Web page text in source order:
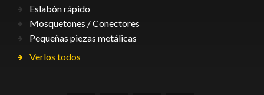
Eslabón rápido
Mosquetones / Conectores
Pequeñas piezas metálicas
Verlos todos